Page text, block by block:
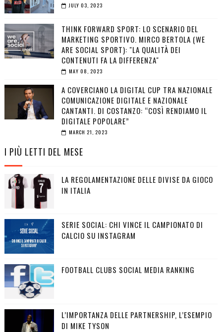
JULY 03, 2023
THINK FORWARD SPORT: LO SCENARIO DEL
MARKETING SPORTIVO. MIRCO BERTOLA (WE
ARE SOCIAL SPORT): "LA QUALITÀ DEI
CONTENUTI FA LA DIFFERENZA"
MAY 08, 2023
A COVERCIANO LA DIGITAL CUP TRA NAZIONALE
COMUNICAZIONE DIGITALE E NAZIONALE
CANTANTI. DI COSTANZO: “COSÌ RENDIAMO IL
DIGITALE POPOLARE”
MARCH 21, 2023
I PIÙ LETTI DEL MESE
LA REGOLAMENTAZIONE DELLE DIVISE DA GIOCO
IN ITALIA
SERIE SOCIAL: CHI VINCE IL CAMPIONATO DI
CALCIO SU INSTAGRAM
FOOTBALL CLUBS SOCIAL MEDIA RANKING
L’IMPORTANZA DELLE PARTNERSHIP, L’ESEMPIO
DI MIKE TYSON